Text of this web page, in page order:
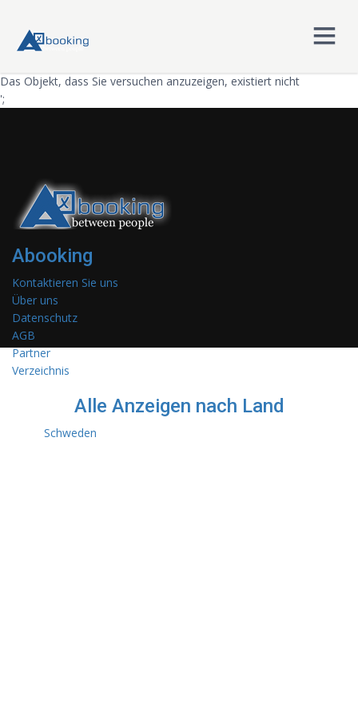
Das Objekt, dass Sie versuchen anzuzeigen, existiert nicht
';
Abooking
Kontaktieren Sie uns
Über uns
Datenschutz
AGB
Partner
Verzeichnis
Alle Anzeigen nach Land
Schweden